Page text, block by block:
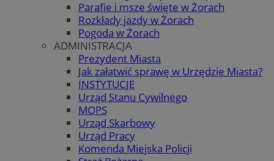
Parafie i msze święte w Żorach
Rozkłady jazdy w Żorach
Pogoda w Żorach
ADMINISTRACJA
Prezydent Miasta
Jak załatwić sprawę w Urzędzie Miasta?
INSTYTUCJE
Urząd Stanu Cywilnego
MOPS
Urząd Skarbowy
Urząd Pracy
Komenda Miejska Policji